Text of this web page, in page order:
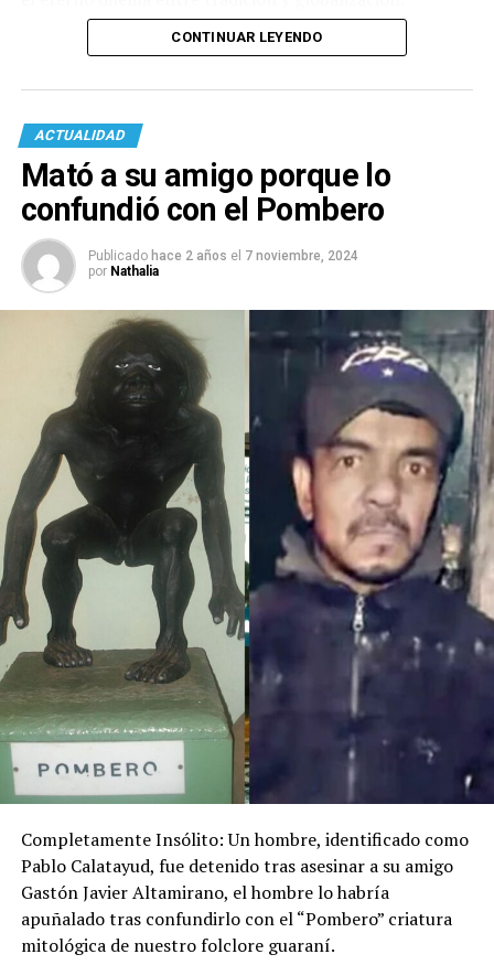
CONTINUAR LEYENDO
ACTUALIDAD
Mató a su amigo porque lo
confundió con el Pombero
Publicado hace 2 años el 7 noviembre, 2024
por Nathalia
Completamente Insólito: Un hombre, identificado como
Pablo Calatayud, fue detenido tras asesinar a su amigo
Gastón Javier Altamirano, el hombre lo habría
apuñalado tras confundirlo con el “Pombero” criatura
mitológica de nuestro folclore guaraní.